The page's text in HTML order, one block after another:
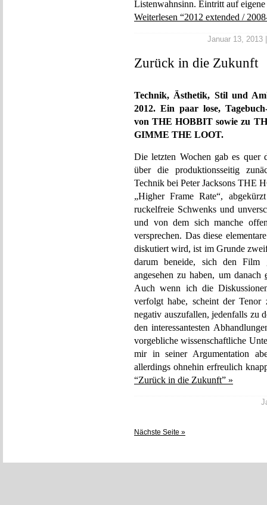
Listenwahnsinn. Eintritt auf
Weiterlesen “2012 extended /
Januar 13, 2013
Zurück in die Zukunft
Technik, Ästhetik, Stil und
2012. Ein paar lose,
von THE HOBBIT sowie zu
GIMME THE LOOT.
Die letzten Wochen gab es quer
über die produktionsseitig
Technik bei Peter Jacksons THE
„Higher Frame Rate“,
ruckelfreie Schwenks und
und von dem sich manche
versprechen. Das diese
diskutiert wird, ist im Grunde
darum beneide, sich den Film
angesehen zu haben, um danach
Auch wenn ich die
verfolgt habe, scheint der Tenor
negativ auszufallen, jedenfalls
den interessantesten
vorgebliche wissenschaftliche
mir in seiner Argumentation
allerdings ohnehin erfreulich
“Zurück in die Zukunft” »
Nächste Seite »